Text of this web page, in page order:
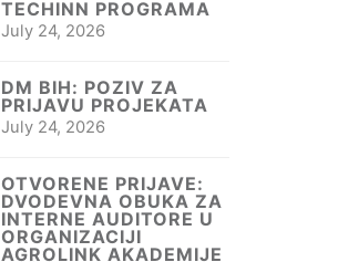
TECHINN PROGRAMA
July 24, 2026
DM BIH: POZIV ZA
PRIJAVU PROJEKATA
July 24, 2026
OTVORENE PRIJAVE:
DVODEVNA OBUKA ZA
INTERNE AUDITORE U
ORGANIZACIJI
AGROLINK AKADEMIJE